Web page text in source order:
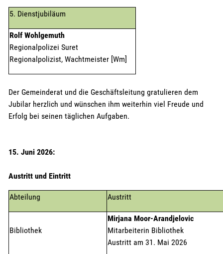
5. Dienstjubiläum
Rolf Wohlgemuth
Regionalpolizei Suret
Regionalpolizist, Wachtmeister [Wm]
Der Gemeinderat und die Geschäftsleitung gratulieren dem
Jubilar herzlich und wünschen ihm weiterhin viel Freude und
Erfolg bei seinen täglichen Aufgaben.
15. Juni 2026:
Austritt und Eintritt
Abteilung Austritt
Bibliothek
Mirjana Moor-Arandjelovic
Mitarbeiterin Bibliothek
Austritt am 31. Mai 2026